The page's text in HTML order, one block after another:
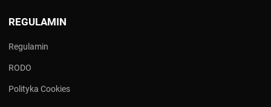
REGULAMIN
Regulamin
RODO
Polityka Cookies